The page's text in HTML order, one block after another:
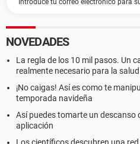
NOVEDADES
La regla de los 10 mil pasos. Un
realmente necesario para la salud
¡No caigas! Así es como te
temporada navideña
Así puedes tomarte un descanso
aplicación